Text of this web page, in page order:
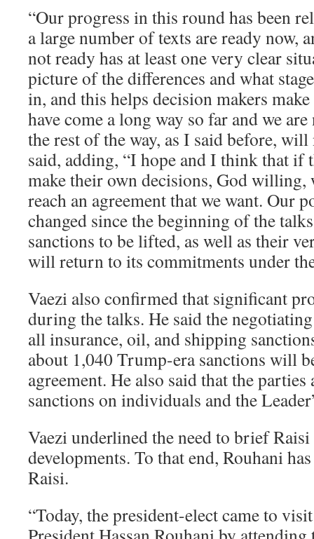
“Our progress in this round has been
a large number of texts are ready now,
not ready has at least one very clear
picture of the differences and what
in, and this helps decision makers
have come a long way so far and we
the rest of the way, as I said before, will
said, adding, “I hope and I think that if
make their own decisions, God willing,
reach an agreement that we want. Our
changed since the beginning of the
sanctions to be lifted, as well as their
will return to its commitments under
Vaezi also confirmed that significant
during the talks. He said the
all insurance, oil, and shipping
about 1,040 Trump-era sanctions will
agreement. He also said that the
sanctions on individuals and the
Vaezi underlined the need to brief Raisi
developments. To that end, Rouhani
Raisi.
“Today, the president-elect came to